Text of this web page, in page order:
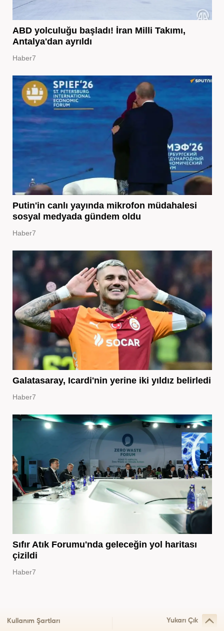
ABD yolculuğu başladı! İran Milli Takımı,
Antalya'dan ayrıldı
Haber7
Putin'in canlı yayında mikrofon müdahalesi
sosyal medyada gündem oldu
Haber7
Galatasaray, Icardi'nin yerine iki yıldız belirledi
Haber7
Sıfır Atık Forumu'nda geleceğin yol haritası
çizildi
Haber7
Kullanım Şartları Yukarı Çık